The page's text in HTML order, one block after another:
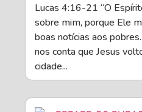
Lucas 4:16-21 “O
sobre mim, porque Ele
boas notícias aos
nos conta que Jesus
cidade...